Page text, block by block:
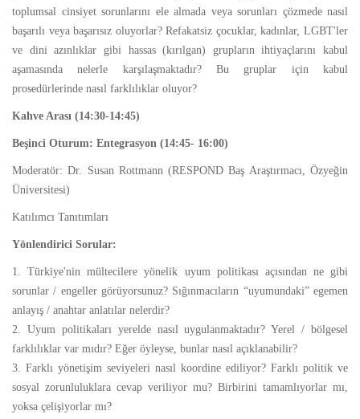
toplumsal cinsiyet sorunlarını ele almada veya sorunları çözmede nasıl
başarılı veya başarısız oluyorlar? Refakatsiz çocuklar, kadınlar, LGBT'ler
ve dini azınlıklar gibi hassas (kırılgan) grupların ihtiyaçlarını kabul
aşamasında nelerle karşılaşmaktadır? Bu gruplar için kabul
prosedürlerinde nasıl farklılıklar oluyor?
Kahve Arası (14:30-14:45)
Beşinci Oturum: Entegrasyon (14:45- 16:00)
Moderatör: Dr. Susan Rottmann (RESPOND Baş Araştırmacı, Özyeğin
Üniversitesi)
Katılımcı Tanıtımları
Yönlendirici Sorular:
1. Türkiye'nin mültecilere yönelik uyum politikası açısından ne gibi
sorunlar / engeller görüyorsunuz? Sığınmacıların “uyumundaki” egemen
anlayış / anahtar anlatılar nelerdir?
2. Uyum politikaları yerelde nasıl uygulanmaktadır? Yerel / bölgesel
farklılıklar var mıdır? Eğer öyleyse, bunlar nasıl açıklanabilir?
3. Farklı yönetişim seviyeleri nasıl koordine ediliyor? Farklı politik ve
sosyal zorunluluklara cevap veriliyor mu? Birbirini tamamlıyorlar mı,
yoksa çelişiyorlar mı?